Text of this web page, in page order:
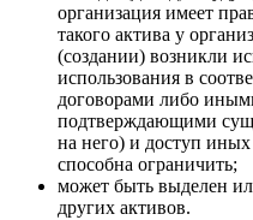
организация имеет
такого актива у
(создании) возникли
использования в
договорами либо
подтверждающими
на него) и доступ
способна ограничить;
может быть выделен
других активов.